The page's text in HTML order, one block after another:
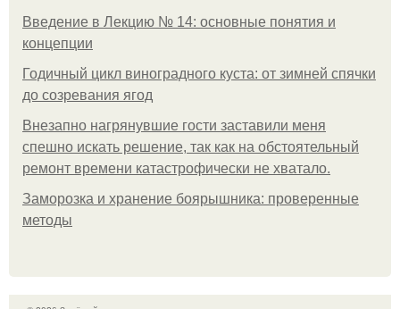
Введение в Лекцию № 14: основные понятия и
концепции
Годичный цикл виноградного куста: от зимней спячки
до созревания ягод
Внезапно нагрянувшие гости заставили меня
спешно искать решение, так как на обстоятельный
ремонт времени катастрофически не хватало.
Заморозка и хранение боярышника: проверенные
методы